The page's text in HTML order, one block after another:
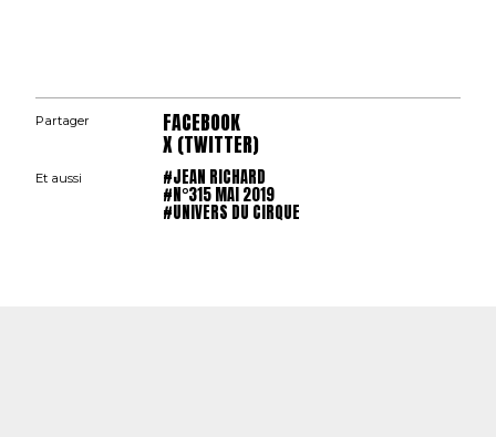
Partager FACEBOOK
X (TWITTER)
Et aussi #JEAN RICHARD
#N°315 MAI 2019
#UNIVERS DU CIRQUE